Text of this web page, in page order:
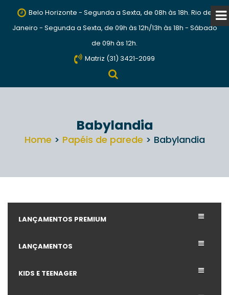
Belo Horizonte - Segunda a Sexta, de 08h às 18h. Rio de
Janeiro - Segunda a Sexta, de 09h às 12h/13h às 18h - Sábado
de 09h às 12h.
Matriz (31) 3421-2099
Babylandia
Home > Papéis de parede > Babylandia
LANÇAMENTOS PREMIUM
LANÇAMENTOS
KIDS E TEENAGER